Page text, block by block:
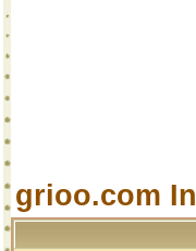
grioo.com